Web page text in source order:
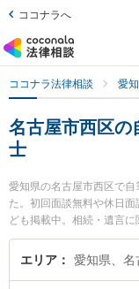
ココナラへ
ココナラ法律相談 愛
名古屋市西区の
士
愛知県の名古屋市西区で
た。初回面談無料や休日
ども掲載中。相続・遺言
産分割等の細かな分野で
所の伊藤 力也弁護士や牧
エリア 愛知県、名